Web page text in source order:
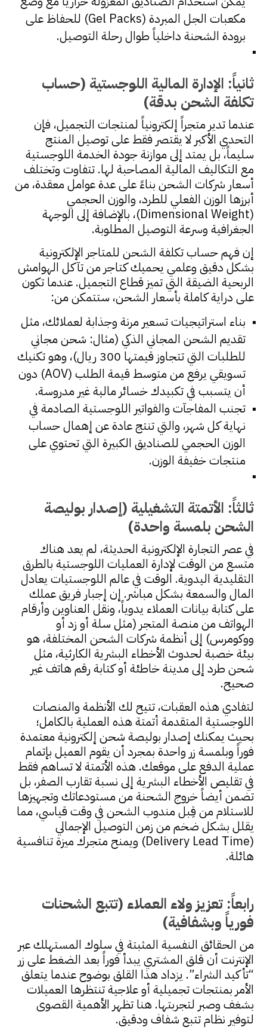
مكعبات الجل المبردة (Gel Packs) للحفاظ على
برودة الشحنة داخلياً طوال رحلة التوصيل.
ثانياً: الإدارة المالية اللوجستية (حساب
تكلفة الشحن بدقة)
عندما تدير متجراً إلكترونياً لمنتجات التجميل، فإن
التحدي الأكبر لا يقتصر فقط على توصيل المنتج
سليماً، بل يمتد إلى موازنة جودة الخدمة اللوجستية
مع التكاليف المالية المصاحبة لها. تتفاوت وتختلف
أسعار شركات الشحن بناءً على عدة عوامل معقدة، من
أبرزها الوزن الفعلي للطرد، والوزن الحجمي
(Dimensional Weight)، بالإضافة إلى الوجهة
الجغرافية وسرعة التوصيل المطلوبة.
إن فهم حساب تكلفة الشحن للمتاجر الإلكترونية
بشكل دقيق وعلمي يحميك كتاجر من تآكل الهوامش
الربحية الضيقة التي تميز قطاع التجميل. عندما تكون
على دراية كاملة بأسعار الشحن، ستتمكن من:
بناء استراتيجيات تسعير مرنة وجذابة لعملائك، مثل
تقديم الشحن المجاني الذكي (مثال: شحن مجاني
للطلبات التي تتجاوز قيمتها 300 ريال)، وهو تكنيك
تسويقي يرفع من متوسط قيمة الطلب (AOV) دون
أن يتسبب في تكبيدك خسائر مالية غير مدروسة.
تجنب المفاجآت والفواتير اللوجستية الصادمة في
نهاية كل شهر، والتي تنتج عادة عن إهمال حساب
الوزن الحجمي للصناديق الكبيرة التي تحتوي على
منتجات خفيفة الوزن.
ثالثاً: الأتمتة التشغيلية (إصدار بوليصة
الشحن بلمسة واحدة)
في عصر التجارة الإلكترونية الحديثة، لم يعد هناك
متسع من الوقت لإدارة العمليات اللوجستية بالطرق
التقليدية اليدوية. الوقت في عالم اللوجستيات يعادل
المال والسمعة بشكل مباشر. إن إجبار فريق عملك
على كتابة بيانات العملاء يدوياً، ونقل العناوين وأرقام
الهواتف من منصة المتجر (مثل سلة أو زد أو
ووكومرس) إلى أنظمة شركات الشحن المختلفة، هو
بيئة خصبة لحدوث الأخطاء البشرية الكارثية، مثل
شحن طرد إلى مدينة خاطئة أو كتابة رقم هاتف غير
صحيح.
لتفادي هذه العقبات، تتيح لك الأنظمة والمنصات
اللوجستية المتقدمة أتمتة هذه العملية بالكامل؛
بحيث يمكنك إصدار بوليصة شحن إلكترونية معتمدة
فوراً وبلمسة زر واحدة بمجرد أن يقوم العميل بإتمام
عملية الدفع على موقعك. هذه الأتمتة لا تساهم فقط
في تقليص الأخطاء البشرية إلى نسبة تقارب الصفر، بل
تضمن أيضاً خروج الشحنة من مستودعاتك وتجهيزها
للاستلام من قِبل مندوب الشحن في وقت قياسي، مما
يقلل بشكل ضخم من زمن التوصيل الإجمالي
(Delivery Lead Time) ويمنح متجرك ميزة تنافسية
هائلة.
رابعاً: تعزيز ولاء العملاء (تتبع الشحنات
فورياً وبشفافية)
من الحقائق النفسية المثبتة في سلوك المستهلك عبر
الإنترنت أن قلق المشتري يبدأ فوراً بعد الضغط على زر
“تأكيد الشراء”. يزداد هذا القلق بوضوح عندما يتعلق
الأمر بمنتجات تجميلية أو علاجية تنتظرها العميلات
بشغف وصبر لتجربتها. هنا تظهر الأهمية القصوى
لتوفير نظام تتبع شفاف ودقيق.